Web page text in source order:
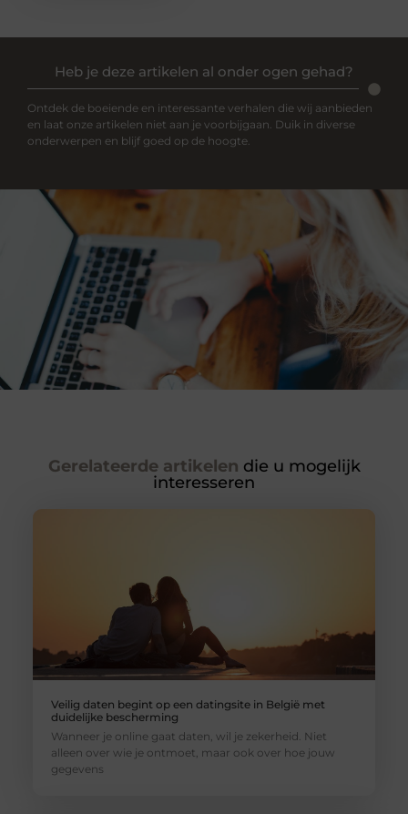
Heb je deze artikelen al onder ogen gehad?
Ontdek de boeiende en interessante verhalen die wij aanbieden
en laat onze artikelen niet aan je voorbijgaan. Duik in diverse
onderwerpen en blijf goed op de hoogte.
Gerelateerde artikelen die u mogelijk
interesseren
Veilig daten begint op een datingsite in België met
duidelijke bescherming
Wanneer je online gaat daten, wil je zekerheid. Niet
alleen over wie je ontmoet, maar ook over hoe jouw
gegevens